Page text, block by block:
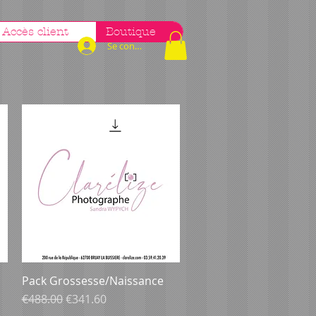
Accès client Boutique
Se connecter
Aperçu rapide
Pack Grossesse/Naissance
Prix original
€488.00Prix promotionnel
€341.60